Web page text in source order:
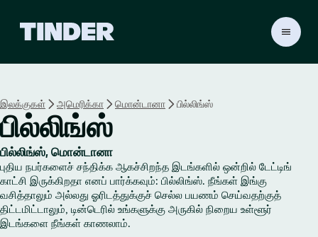
ம்
இலக்குகள் அமெரிக்கா மொன்டானா பில்லிங்ஸ்
பில்லிங்ஸ்
பில்லிங்ஸ், மொன்டானா
புதிய நபர்களைச் சந்திக்க ஆகச்சிறந்த இடங்களில் ஒன்றில் டேட்டிங்
காட்சி இருக்கிறதா எனப் பார்க்கவும்: பில்லிங்ஸ். நீங்கள் இங்கு
வசித்தாலும் அல்லது ஓரிடத்துக்குச் செல்ல பயணம் செய்வதற்குத்
திட்டமிட்டாலும், டின்டெரில் உங்களுக்கு அருகில் நிறைய உள்ளூர்
இடங்களை நீங்கள் காணலாம்.